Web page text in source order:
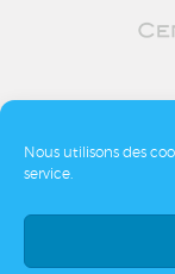
Nous utilisons des
service.